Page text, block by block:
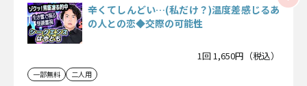
辛くてしんどい…(私だけ？)温度差感じるあ
の人との恋◆交際の可能性
1回 1,650円（税込）
一部無料 二人用